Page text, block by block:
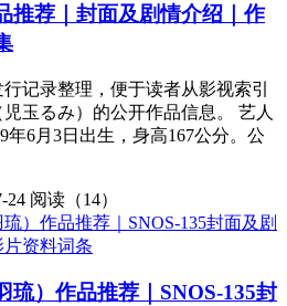
推荐｜封面及剧情介绍｜作
记录整理，便于读者从影视索引
玉るみ）的公开作品信息。 艺人
年6月3日出生，身高167公分。公
24 阅读（14）
琉）作品推荐｜SNOS-135封